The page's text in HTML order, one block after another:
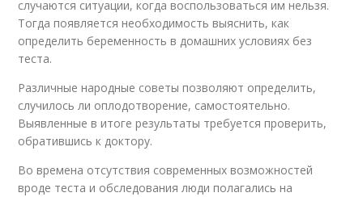
случаются ситуации, когда воспользоваться им нельзя.
Тогда появляется необходимость выяснить, как
определить беременность в домашних условиях без
теста.
Различные народные советы позволяют определить,
случилось ли оплодотворение, самостоятельно.
Выявленные в итоге результаты требуется проверить,
обратившись к доктору.
Во времена отсутствия современных возможностей
вроде теста и обследования люди полагались на